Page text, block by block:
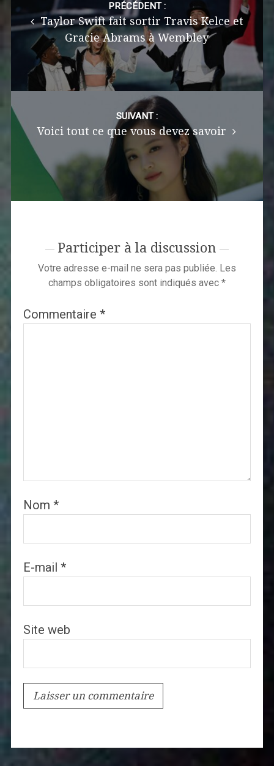
navigation
PRÉCÉDENT :
Taylor Swift fait sortir Travis Kelce et
Gracie Abrams à Wembley
SUIVANT :
Voici tout ce que vous devez savoir
Participer à la discussion
Votre adresse e-mail ne sera pas publiée. Les
champs obligatoires sont indiqués avec *
Commentaire *
Nom *
E-mail *
Site web